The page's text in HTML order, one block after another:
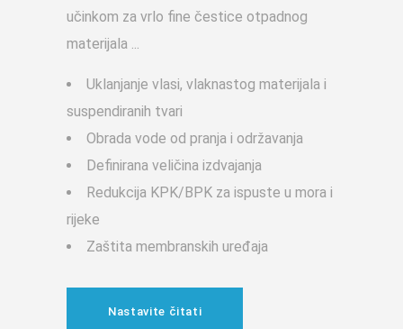
učinkom za vrlo fine čestice otpadnog
materijala
Uklanjanje vlasi, vlaknastog materijala i
suspendiranih tvari
Obrada vode od pranja i održavanja
Definirana veličina izdvajanja
Redukcija KPK/BPK za ispuste u mora i
rijeke
Zaštita membranskih uređaja
Nastavite čitati